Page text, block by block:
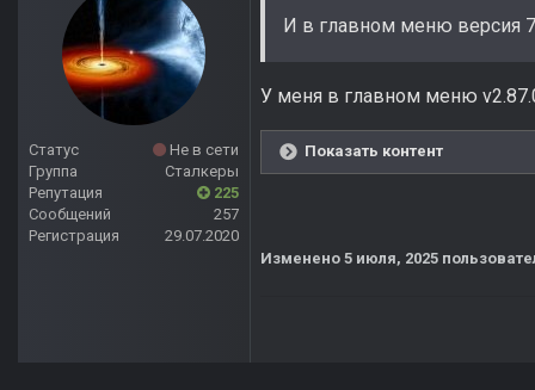
Статус
Не в сети
Группа
Сталкеры
Репутация
225
Сообщений
257
Регистрация
29.07.2020
И в главном меню версия
У меня в главном меню
Показать контент
Изменено 5 июля, 2025